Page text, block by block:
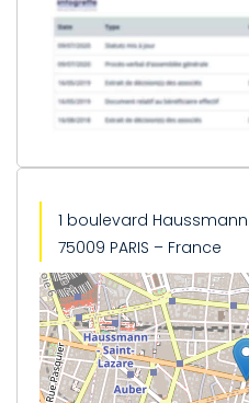
1 boulevard Haussmann
75009 PARIS – France